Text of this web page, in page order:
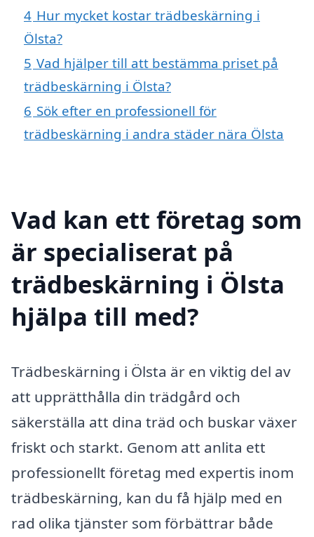
4 Hur mycket kostar trädbeskärning i
Ölsta?
5 Vad hjälper till att bestämma priset på
trädbeskärning i Ölsta?
6 Sök efter en professionell för
trädbeskärning i andra städer nära Ölsta
Vad kan ett företag som
är specialiserat på
trädbeskärning i Ölsta
hjälpa till med?
Trädbeskärning i Ölsta är en viktig del av
att upprätthålla din trädgård och
säkerställa att dina träd och buskar växer
friskt och starkt. Genom att anlita ett
professionellt företag med expertis inom
trädbeskärning, kan du få hjälp med en
rad olika tjänster som förbättrar både